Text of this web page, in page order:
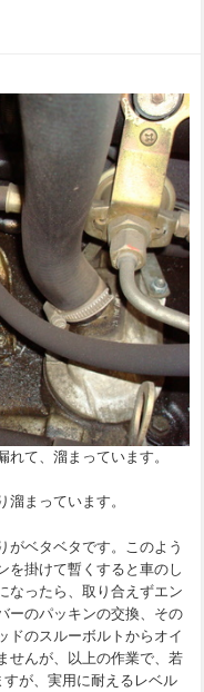
れて、溜まっています。
まっています。
がベタベタです。このよう
を掛けて暫くすると車のし
なったら、取り合えずエン
ーのパッキンの交換、その
ドのスルーボルトからオイ
せんが、以上の作業で、若
が、実用に耐えるレベル